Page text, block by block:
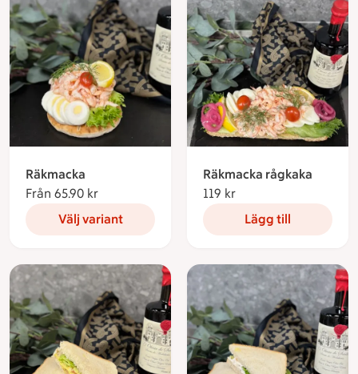
Räkmacka
Från 65.90 kr
Välj variant
Räkmacka rågkaka
119 kr
Lägg till